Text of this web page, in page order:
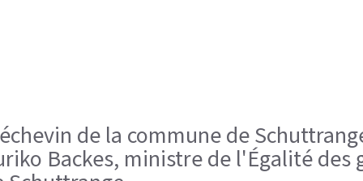
de la commune de
Backes, ministre de l'Égalité